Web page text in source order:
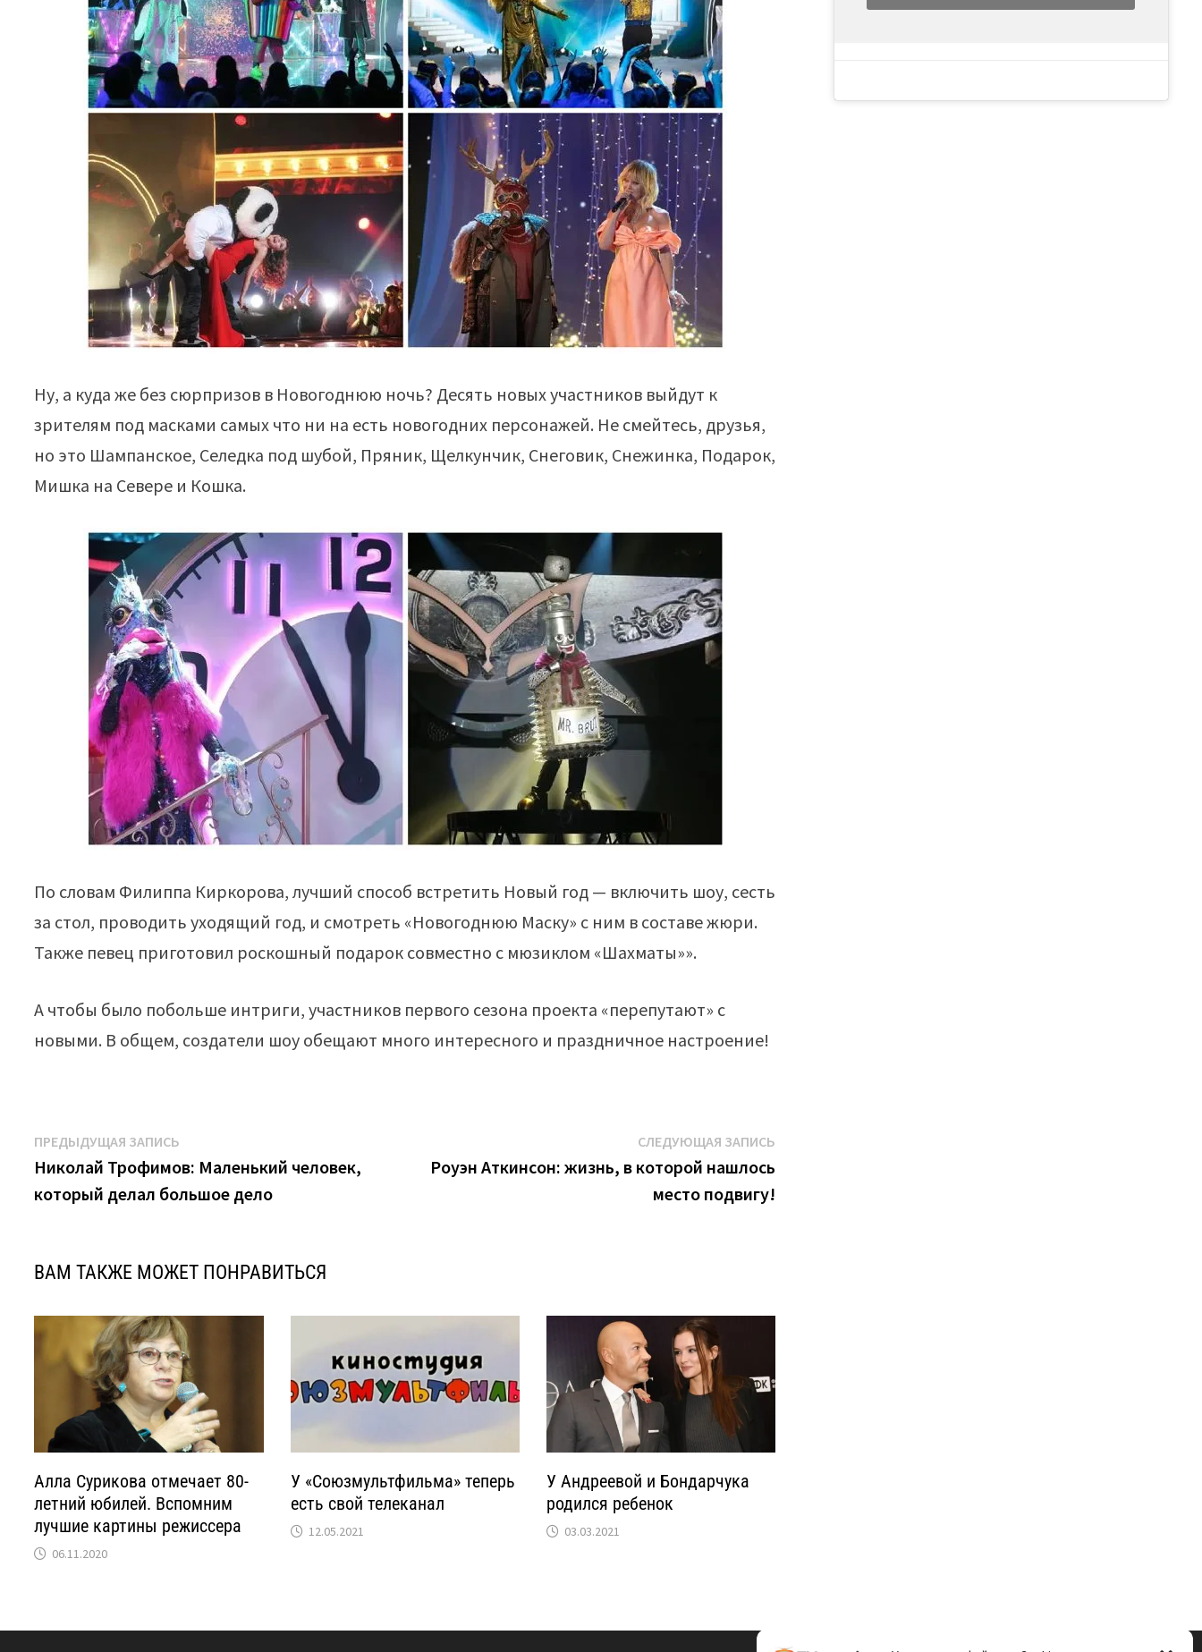
Ну, а куда же без сюрпризов в Новогоднюю ночь? Десять новых участников выйдут к
зрителям под масками самых что ни на есть новогодних персонажей. Не смейтесь, друзья,
но это Шампанское, Селедка под шубой, Пряник, Щелкунчик, Снеговик, Снежинка, Подарок,
Мишка на Севере и Кошка.
По словам Филиппа Киркорова, лучший способ встретить Новый год — включить шоу, сесть
за стол, проводить уходящий год, и смотреть «Новогоднюю Маску» с ним в составе жюри.
Также певец приготовил роскошный подарок совместно с мюзиклом «Шахматы»».
А чтобы было побольше интриги, участников первого сезона проекта «перепутают» с
новыми. В общем, создатели шоу обещают много интересного и праздничное настроение!
Навигация
по
записям
ПРЕДЫДУЩАЯ ЗАПИСЬ
запись:
Николай Трофимов: Маленький человек,
который делал большое дело
СЛЕДУЮЩАЯ ЗАПИСЬ
Роуэн Аткинсон: жизнь, в которой нашлось
место подвигу!
ВАМ ТАКЖЕ МОЖЕТ ПОНРАВИТЬСЯ
Алла Сурикова отмечает 80-
летний юбилей. Вспомним
лучшие картины режиссера
06.11.2020
У «Союзмультфильма» теперь
есть свой телеканал
12.05.2021
У Андреевой и Бондарчука
родился ребенок
03.03.2021